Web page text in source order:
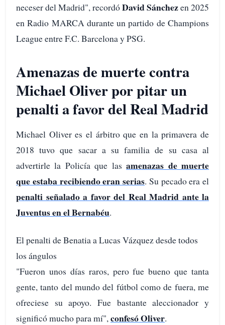
neceser del Madrid", recordóDavid Sánchezen 2025
en Radio MARCA durante un partido de Champions
League entre F.C. Barcelona y PSG.
Amenazas de muerte contra
Michael Oliver por pitar un
penalti a favor del Real Madrid
Michael Oliver es el árbitro que en la primavera de
2018 tuvo que sacar a su familia de su casa al
advertirle la Policía que lasamenazas de muerte
que estaba recibiendo eran serias. Su pecado era el
penalti señalado a favor del Real Madrid ante la
Juventus en el Bernabéu.
El penalti de Benatia a Lucas Vázquez desde todos
los ángulos
"Fueron unos días raros, pero fue bueno que tanta
gente, tanto del mundo del fútbol como de fuera, me
ofreciese su apoyo. Fue bastante aleccionador y
significó mucho para mí",confesó Oliver.